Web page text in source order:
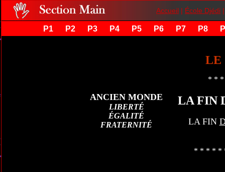
Accueil | École Djédi
P1 P2 P3 P4 P5 P6 P7 P8
LE
* *
ANCIEN MONDE
LIBERTÉ
ÉGALITÉ
FRATERNITÉ
LA FIN
LA FIN
* * * * *